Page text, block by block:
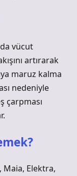
vücut
artırarak
maruz kalma
nedeniyle
çarpması
Maia, Elektra,